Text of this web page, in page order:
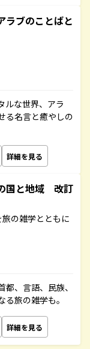
ラブのことばと
ルな世界、アラ
る名言と癒やしの
詳細を見る
国と地域 改訂
の雑学とともに
、言語、民族、
旅の雑学も。
詳細を見る